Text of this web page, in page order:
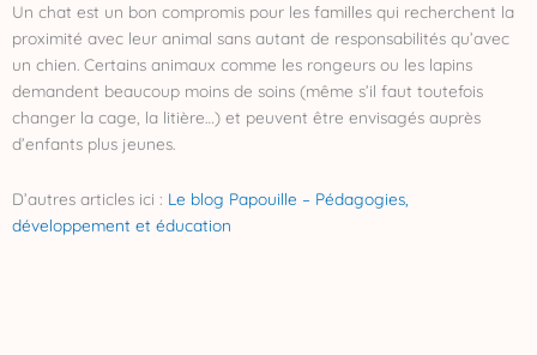
Un chat est un bon compromis pour les familles qui recherchent la
proximité avec leur animal sans autant de responsabilités qu’avec
un chien. Certains animaux comme les rongeurs ou les lapins
demandent beaucoup moins de soins (même s’il faut toutefois
changer la cage, la litière…) et peuvent être envisagés auprès
d’enfants plus jeunes.
D’autres articles ici : Le blog Papouille – Pédagogies,
développement et éducation